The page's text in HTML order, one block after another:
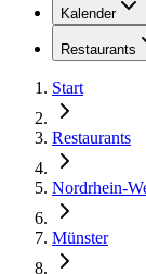
Kalender
Restaurants
Start
Restaurants
Nordrhein-
Münster